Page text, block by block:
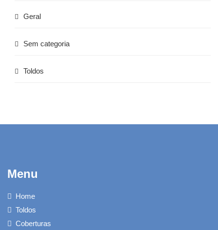
Geral
Sem categoria
Toldos
Menu
Home
Toldos
Coberturas